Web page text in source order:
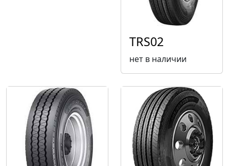
TRS02
нет в наличии